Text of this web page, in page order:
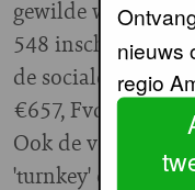
gewilde wijk voor
548 inschrijvingen
de sociale
€657, FvdM)". De
Ook de volgende
'turnkey'
nieuws
regio